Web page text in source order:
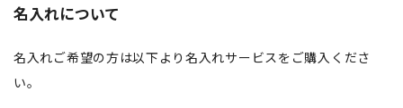
名入れについて
名入れご希望の方は以下より名入れサービスをご購入くださ
い。